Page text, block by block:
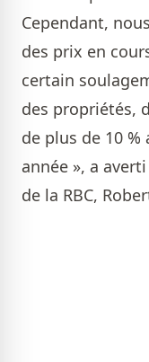
Cependant,
des prix en
certain
des propriétés,
de plus de 10
année », a
de la RBC,